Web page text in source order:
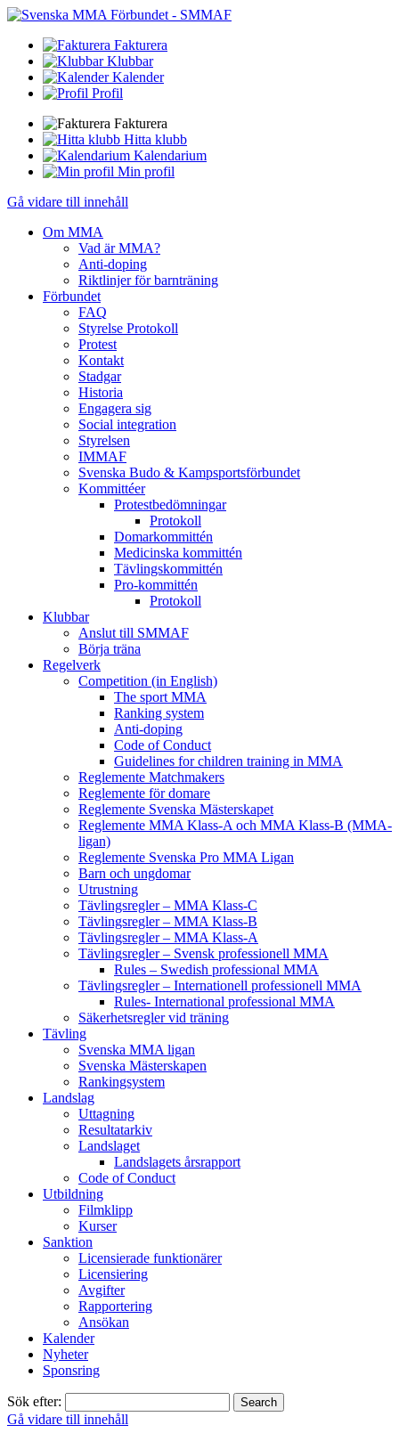
Fakturera
Klubbar
Kalender
Profil
Fakturera
Hitta klubb
Kalendarium
Min profil
Gå vidare till innehåll
Om MMA
Vad är MMA?
Anti-doping
Riktlinjer för barnträning
Förbundet
FAQ
Styrelse Protokoll
Protest
Kontakt
Stadgar
Historia
Engagera sig
Social integration
Styrelsen
IMMAF
Svenska Budo & Kampsportsförbundet
Kommittéer
Protestbedömningar
Protokoll
Domarkommittén
Medicinska kommittén
Tävlingskommittén
Pro-kommittén
Protokoll
Klubbar
Anslut till SMMAF
Börja träna
Regelverk
Competition (in English)
The sport MMA
Ranking system
Anti-doping
Code of Conduct
Guidelines for children training in MMA
Reglemente Matchmakers
Reglemente för domare
Reglemente Svenska Mästerskapet
Reglemente MMA Klass-A och MMA Klass-B (MMA-
ligan)
Reglemente Svenska Pro MMA Ligan
Barn och ungdomar
Utrustning
Tävlingsregler – MMA Klass-C
Tävlingsregler – MMA Klass-B
Tävlingsregler – MMA Klass-A
Tävlingsregler – Svensk professionell MMA
Rules – Swedish professional MMA
Tävlingsregler – Internationell professionell MMA
Rules- International professional MMA
Säkerhetsregler vid träning
Tävling
Svenska MMA ligan
Svenska Mästerskapen
Rankingsystem
Landslag
Uttagning
Resultatarkiv
Landslaget
Landslagets årsrapport
Code of Conduct
Utbildning
Filmklipp
Kurser
Sanktion
Licensierade funktionärer
Licensiering
Avgifter
Rapportering
Ansökan
Kalender
Nyheter
Sponsring
Sök efter:
Gå vidare till innehåll